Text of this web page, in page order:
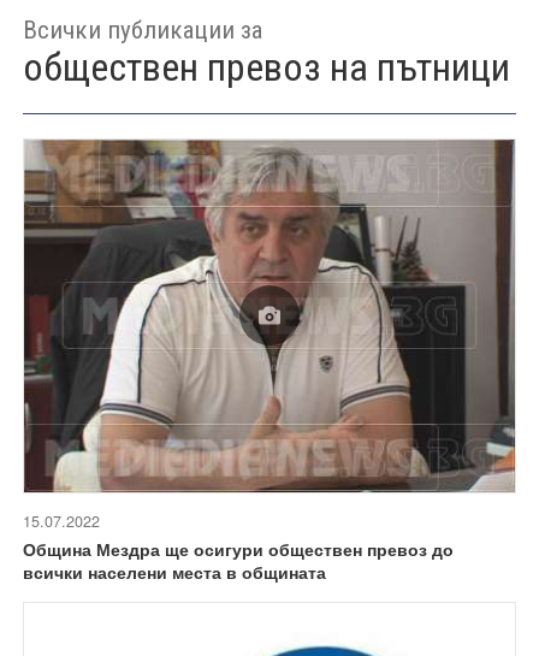
Всички публикации за
обществен превоз на пътници
15.07.2022
Община Мездра ще осигури обществен превоз до
всички населени места в общината